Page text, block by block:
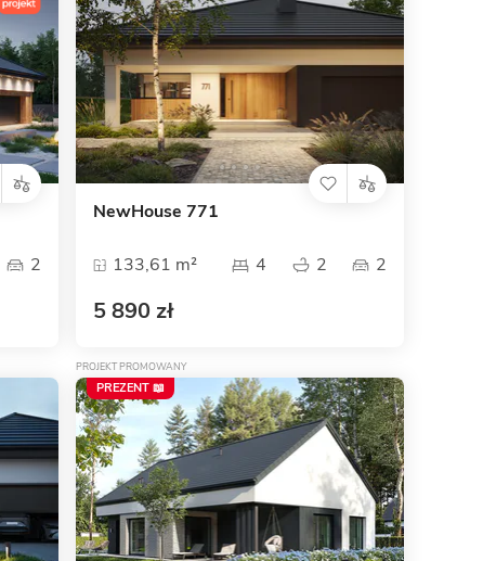
2
NewHouse 771
133,61 m² 4 2 2
5 890 zł
PROJEKT PROMOWANY
PREZENT 📖